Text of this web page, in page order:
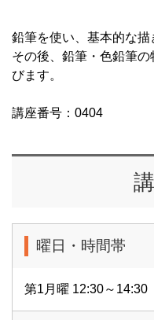
鉛筆を使い、基本的な描
その後、鉛筆・色鉛筆
びます。
講座番号：0404
曜日・時間帯
第1月曜 12:30～14:30